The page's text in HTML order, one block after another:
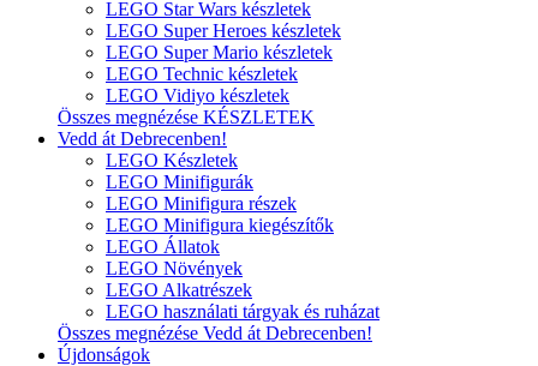
LEGO Star Wars készletek
LEGO Super Heroes készletek
LEGO Super Mario készletek
LEGO Technic készletek
LEGO Vidiyo készletek
Összes megnézése KÉSZLETEK
Vedd át Debrecenben!
LEGO Készletek
LEGO Minifigurák
LEGO Minifigura részek
LEGO Minifigura kiegészítők
LEGO Állatok
LEGO Növények
LEGO Alkatrészek
LEGO használati tárgyak és ruházat
Összes megnézése Vedd át Debrecenben!
Újdonságok